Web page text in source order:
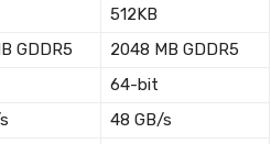
512KB
GDDR5
2048 MB GDDR5
64-bit
48 GB/s